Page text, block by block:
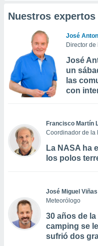
Nuestros expertos
José
Director de
José
un
las
con
Francisco Martín
Coordinador de la
La NASA ha
los polos
José Miguel Viñas
Meteorólogo
30 años de
camping se
sufrió dos